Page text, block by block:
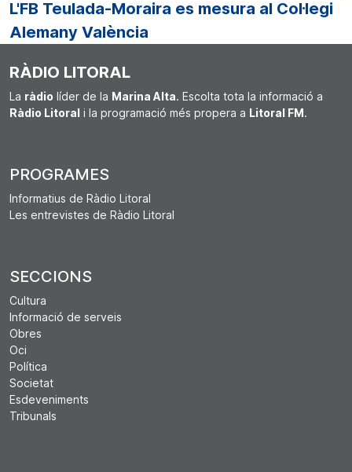
L'FB Teulada-Moraira es mesura al Col·legi
Alemany València
RÀDIO LITORAL
La ràdio líder de la Marina Alta. Escolta tota la informació a
Ràdio Litoral i la programació més propera a Litoral FM.
PROGRAMES
Informatius de Ràdio Litoral
Les entrevistes de Ràdio Litoral
SECCIONS
Cultura
Informació de serveis
Obres
Oci
Política
Societat
Esdeveniments
Tribunals